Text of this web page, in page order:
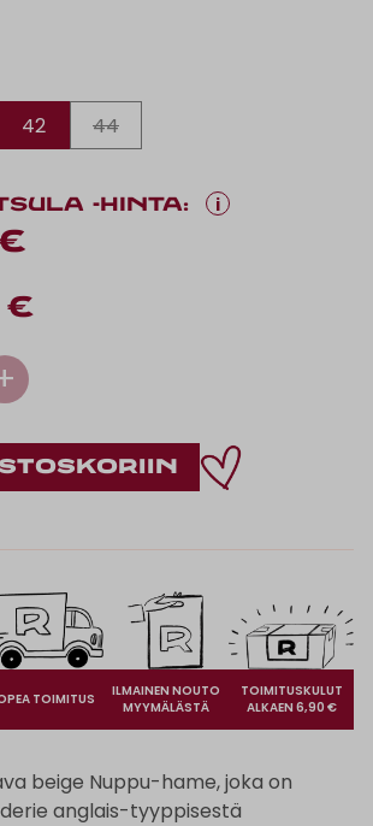
42 44
-HINTA: i
€
TOIMITUS
ILMAINEN NOUTO
MYYMÄLÄSTÄ
TOIMITUSKULUT
ALKAEN 6,90 €
beige Nuppu-hame, joka on
anglais-tyyppisestä